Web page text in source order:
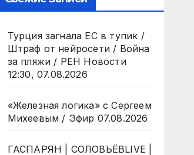
Турция загнала ЕС в тупик /
Штраф от нейросети / Война
за пляжи / РЕН Новости
12:30, 07.08.2026
«Железная логика» с Сергеем
Михеевым / Эфир 07.08.2026
ГАСПАРЯН | СОЛОВЬЁВLIVE |